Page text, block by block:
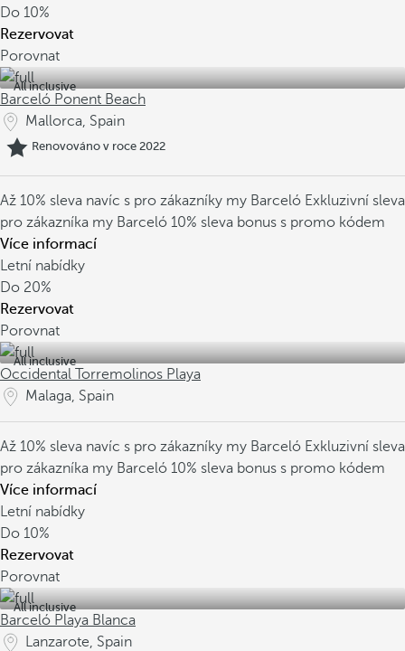
Do 10%
Rezervovat
Porovnat
All inclusive
Barceló Ponent Beach
Mallorca, Spain
Renovováno v roce 2022
Až 10% sleva navíc s pro zákazníky my Barceló Exkluzivní sleva
pro zákazníka my Barceló 10% sleva bonus s promo kódem
Více informací
Letní nabídky
Do 20%
Rezervovat
Porovnat
All inclusive
Occidental Torremolinos Playa
Malaga, Spain
Až 10% sleva navíc s pro zákazníky my Barceló Exkluzivní sleva
pro zákazníka my Barceló 10% sleva bonus s promo kódem
Více informací
Letní nabídky
Do 10%
Rezervovat
Porovnat
All inclusive
Barceló Playa Blanca
Lanzarote, Spain